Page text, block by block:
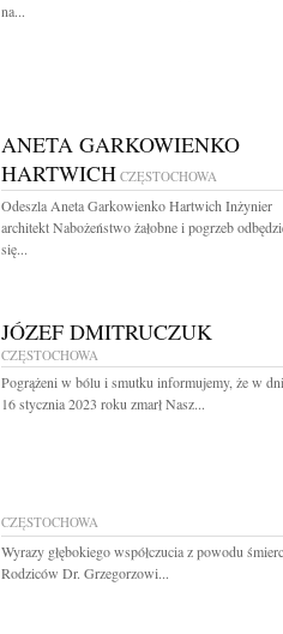
na...
ANETA GARKOWIENKO
HARTWICH CZĘSTOCHOWA
Odeszla Aneta Garkowienko Hartwich Inżynier
architekt Nabożeństwo żałobne i pogrzeb
się...
JÓZEF DMITRUCZUK
CZĘSTOCHOWA
Pogrążeni w bólu i smutku informujemy, że w
16 stycznia 2023 roku zmarł Nasz...
CZĘSTOCHOWA
Wyrazy głębokiego współczucia z powodu
Rodziców Dr. Grzegorzowi...